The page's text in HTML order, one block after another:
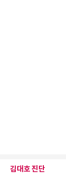
김대호 진단